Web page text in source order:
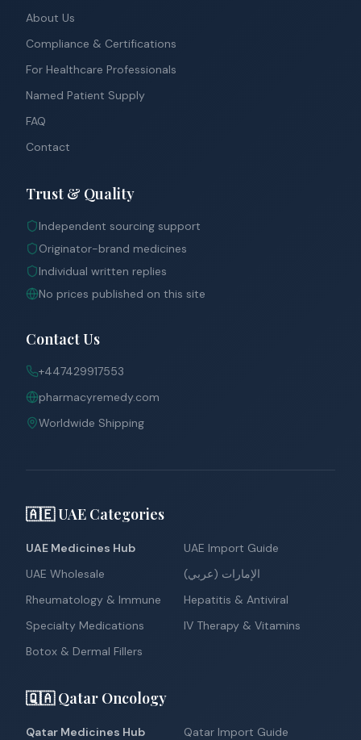
About Us
Compliance & Certifications
For Healthcare Professionals
Named Patient Supply
FAQ
Contact
Trust & Quality
Independent sourcing support
Originator-brand medicines
Individual written replies
No prices published on this site
Contact Us
+447429917553
pharmacyremedy.com
Worldwide Shipping
🇦🇪 UAE Categories
UAE Medicines Hub
UAE Import Guide
UAE Wholesale
الإمارات (عربي)
Rheumatology & Immune
Hepatitis & Antiviral
Specialty Medications
IV Therapy & Vitamins
Botox & Dermal Fillers
🇶🇦 Qatar Oncology
Qatar Medicines Hub
Qatar Import Guide